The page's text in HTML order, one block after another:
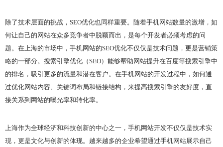
除了技术层面的挑战，SEO优化也同样重要。随着手机网站数量的激增，如
何让自己的网站在众多竞争者中脱颖而出，是每个开发者必须考虑的问
题。在上海的市场中，手机网站的SEO优化不仅仅是技术问题，更是营销策
略的一部分。搜索引擎优化（SEO）能够帮助网站提升在百度等搜索引擎中
的排名，吸引更多的流量和潜在客户。在手机网站的开发过程中，如何通
过优化网站内容、关键词布局和链接结构，来提高搜索引擎的友好度，直
接关系到网站的曝光率和转化率。
上海作为全球经济和科技创新的中心之一，手机网站开发不仅仅是技术实
现，更是文化与创新的体现。越来越多的企业希望通过手机网站展示自己